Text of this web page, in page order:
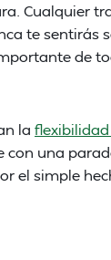
Cualquier
te sentirás
de
la
una
el simple